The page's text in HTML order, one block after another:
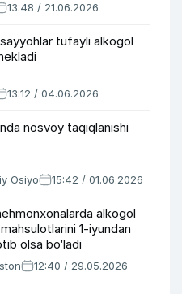
13:48 / 21.06.2026
tufayli alkogol
13:12 / 04.06.2026
nosvoy taqiqlanishi
Osiyo 15:42 / 01.06.2026
alkogol
1-iyundan
olsa bo‘ladi
12:40 / 29.05.2026